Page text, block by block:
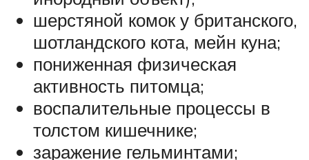
шерстяной комок у британского,
шотландского кота, мейн куна;
пониженная физическая
активность питомца;
воспалительные процессы в
толстом кишечнике;
заражение гельминтами;